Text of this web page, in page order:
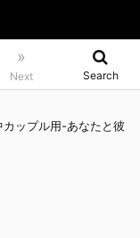
»
Next Search
カップル用-あなたと彼